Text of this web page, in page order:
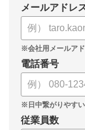
メールアドレ
電話番号
従業員数